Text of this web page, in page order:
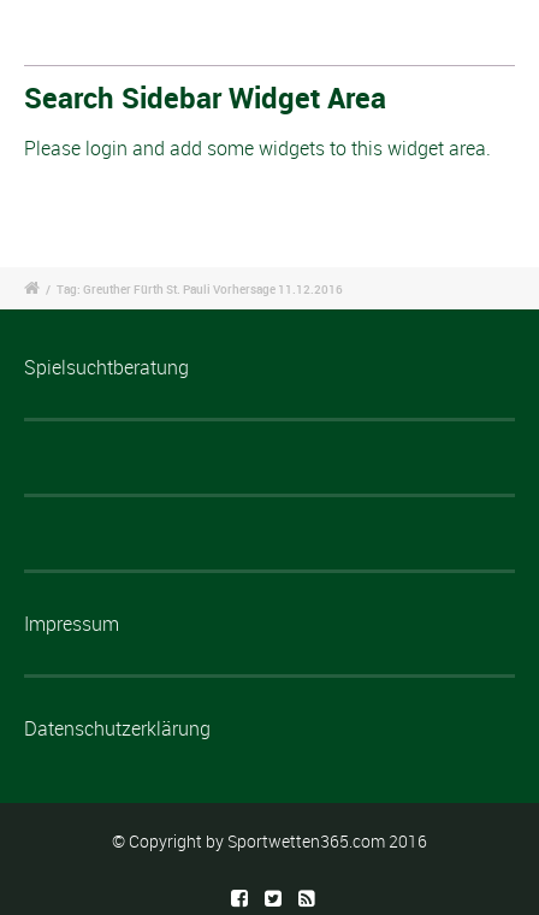
Search Sidebar Widget Area
Please login and add some widgets to this widget area.
/ Tag: Greuther Fürth St. Pauli Vorhersage 11.12.2016
Spielsuchtberatung
Impressum
Datenschutzerklärung
© Copyright by Sportwetten365.com 2016